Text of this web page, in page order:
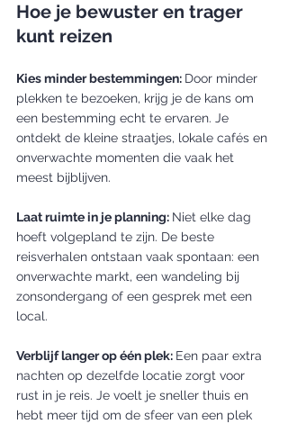
Hoe je bewuster en trager
kunt reizen
Kies minder bestemmingen: Door minder
plekken te bezoeken, krijg je de kans om
een bestemming echt te ervaren. Je
ontdekt de kleine straatjes, lokale cafés en
onverwachte momenten die vaak het
meest bijblijven.
Laat ruimte in je planning: Niet elke dag
hoeft volgepland te zijn. De beste
reisverhalen ontstaan vaak spontaan: een
onverwachte markt, een wandeling bij
zonsondergang of een gesprek met een
local.
Verblijf langer op één plek: Een paar extra
nachten op dezelfde locatie zorgt voor
rust in je reis. Je voelt je sneller thuis en
hebt meer tijd om de sfeer van een plek